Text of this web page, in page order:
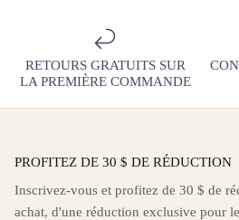
RETOURS GRATUITS SUR
LA PREMIÈRE COMMANDE
PROFITEZ DE 30 $ DE RÉDUCTION
Inscrivez-vous et profitez de 30 $ de
achat, d'une réduction exclusive pour